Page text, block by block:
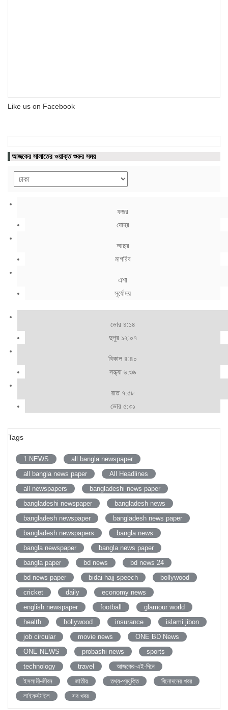
Like us on Facebook
আজকের সালাতের ওয়াক্ত শুরুর সময়
ফজর
যোহর
আছর
মাগরিব
এশা
সূর্যোদয়
ভোর ৪:১৪
দুপুর ১২:০৭
বিকাল ৪:৪০
সন্ধ্যা ৬:৩৯
রাত ৭:৫৮
ভোর ৫:৩১
Tags
1 NEWS
all bangla newspaper
all bangla news paper
All Headlines
all newspapers
bangladeshi news paper
bangladeshi newspaper
bangladesh news
bangladesh newspaper
bangladesh news paper
bangladesh newspapers
bangla news
bangla newspaper
bangla news paper
bangla paper
bd news
bd news 24
bd news paper
bidai hajj speech
bollywood
cricket
daily
economy news
english newspaper
football
glamour world
health
hollywood insurance
islami jibon
job circular
movie news
ONE BD News
ONE NEWS
probashi news
sports
technology
travel
আজকের-এই-দিনে
ইসলামী-জীবন
জাতীয় তথ্য-প্রযুক্তি
বিনোদনের খবর
লাইফস্টাইল
সব খবর